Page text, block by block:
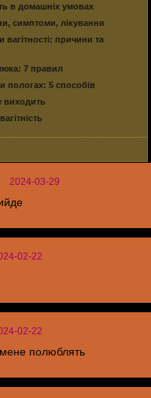
в домашніх умовах
симптоми, лікування
вагітності: причини та
7 правил
пологах: 5 способів
виходить
2024-03-29
02-22
02-22
полюблять